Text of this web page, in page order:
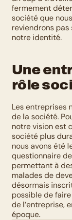
fermement
société que
reviendrons
notre identité.
Une
rôle
Les entreprises
de la société.
notre vision est
société plus
nous avons été
questionnaire
permettant à
malades de
désormais
possible de
de l’entreprise,
époque.